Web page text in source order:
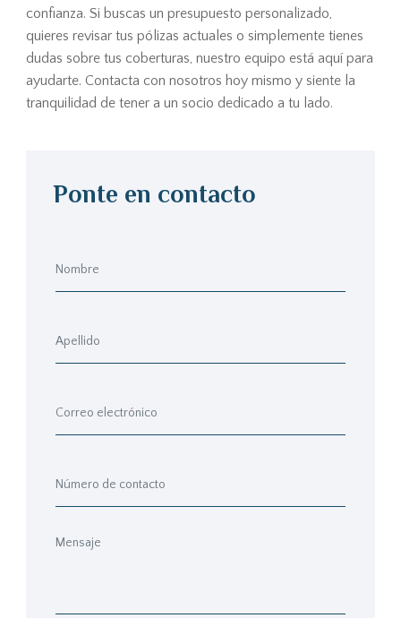
confianza. Si buscas un presupuesto personalizado,
quieres revisar tus pólizas actuales o simplemente tienes
dudas sobre tus coberturas, nuestro equipo está aquí para
ayudarte. Contacta con nosotros hoy mismo y siente la
tranquilidad de tener a un socio dedicado a tu lado.
Ponte en contacto